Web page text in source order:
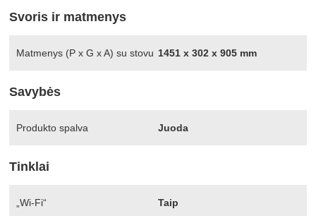
Svoris ir matmenys
Matmenys (P x G x A) su stovu 1451 x 302 x 905 mm
Savybės
Produkto spalva Juoda
Tinklai
„Wi-Fi“ Taip